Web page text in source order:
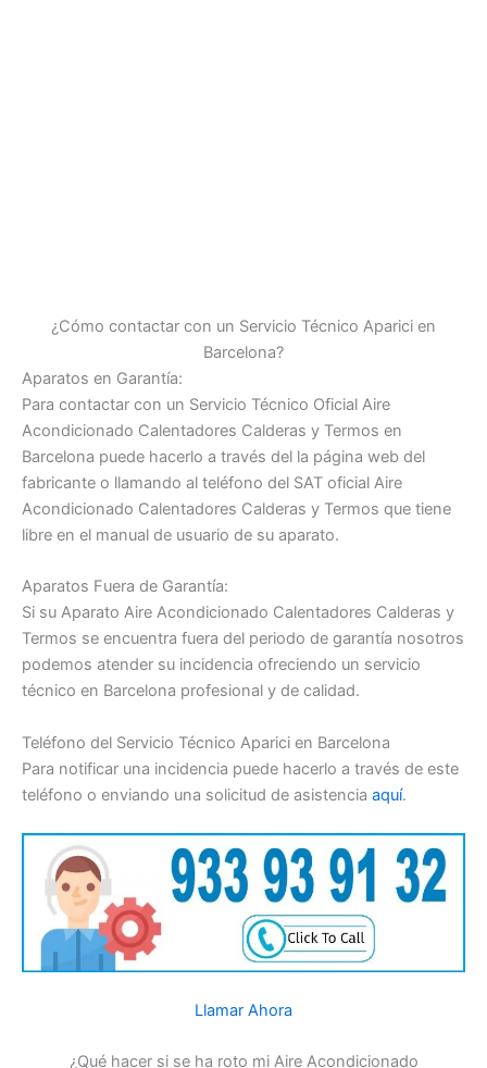
¿Cómo contactar con un Servicio Técnico Aparici en
Barcelona?
Aparatos en Garantía:
Para contactar con un Servicio Técnico Oficial Aire
Acondicionado Calentadores Calderas y Termos en
Barcelona puede hacerlo a través del la página web del
fabricante o llamando al teléfono del SAT oficial Aire
Acondicionado Calentadores Calderas y Termos que tiene
libre en el manual de usuario de su aparato.
Aparatos Fuera de Garantía:
Si su Aparato Aire Acondicionado Calentadores Calderas y
Termos se encuentra fuera del periodo de garantía nosotros
podemos atender su incidencia ofreciendo un servicio
técnico en Barcelona profesional y de calidad.
Teléfono del Servicio Técnico Aparici en Barcelona
Para notificar una incidencia puede hacerlo a través de este
teléfono o enviando una solicitud de asistencia aquí.
Llamar Ahora
¿Qué hacer si se ha roto mi Aire Acondicionado